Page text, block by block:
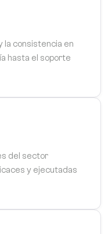
la consistencia en
hasta el soporte
del sector
y ejecutadas